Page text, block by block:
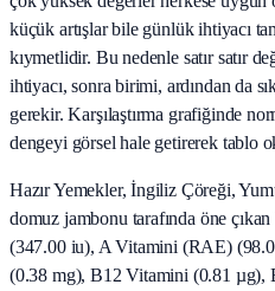
küçük artışlar bile günlük ihtiyacı
kıymetlidir. Bu nedenle satır satır
ihtiyacı, sonra birimi, ardından da
gerekir. Karşılaştırma grafiğinde
dengeyi görsel hale getirerek tablo
Hazır Yemekler, İngiliz Çöreği,
domuz jambonu tarafında öne
(347.00 iu), A Vitamini (RAE)
(0.38 mg), B12 Vitamini (0.81